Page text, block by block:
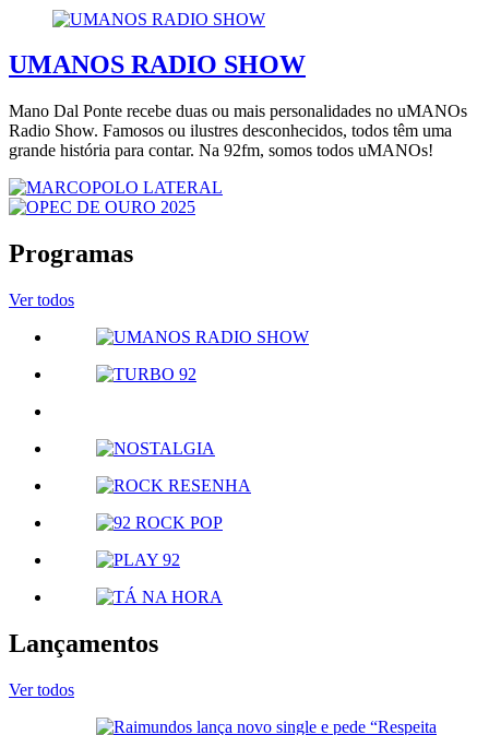
UMANOS RADIO SHOW
Mano Dal Ponte recebe duas ou mais personalidades no uMANOs
Radio Show. Famosos ou ilustres desconhecidos, todos têm uma
grande história para contar. Na 92fm, somos todos uMANOs!
Programas
Ver todos
Lançamentos
Ver todos